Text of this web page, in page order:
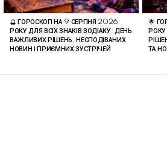
🔮 ГОРОСКОП НА 9 СЕРПНЯ 2026
РОКУ ДЛЯ ВСІХ ЗНАКІВ ЗОДІАКУ: ДЕНЬ
ВАЖЛИВИХ РІШЕНЬ, НЕСПОДІВАНИХ
НОВИН І ПРИЄМНИХ ЗУСТРІЧЕЙ
🌟
РОКУ
ТА